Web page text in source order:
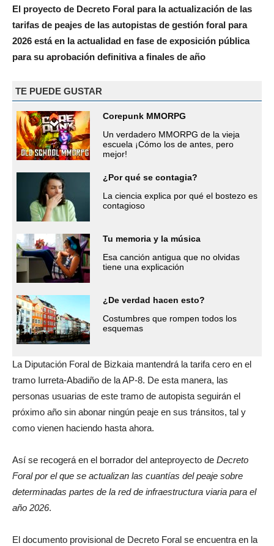
El proyecto de Decreto Foral para la actualización de las
tarifas de peajes de las autopistas de gestión foral para
2026 está en la actualidad en fase de exposición pública
para su aprobación definitiva a finales de año
TE PUEDE GUSTAR
Corepunk MMORPG
Un verdadero MMORPG de la vieja
escuela ¡Cómo los de antes, pero
mejor!
¿Por qué se contagia?
La ciencia explica por qué el bostezo es
contagioso
Tu memoria y la música
Esa canción antigua que no olvidas
tiene una explicación
¿De verdad hacen esto?
Costumbres que rompen todos los
esquemas
La Diputación Foral de Bizkaia mantendrá la tarifa cero en el
tramo Iurreta-Abadiño de la AP-8. De esta manera, las
personas usuarias de este tramo de autopista seguirán el
próximo año sin abonar ningún peaje en sus tránsitos, tal y
como vienen haciendo hasta ahora.
Así se recogerá en el borrador del anteproyecto de Decreto
Foral por el que se actualizan las cuantías del peaje sobre
determinadas partes de la red de infraestructura viaria para el
año 2026.
El documento provisional de Decreto Foral se encuentra en la